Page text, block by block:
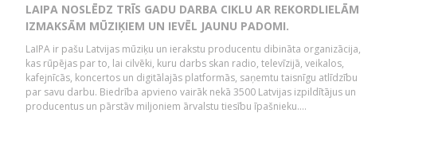
LAIPA NOSLĒDZ TRĪS GADU DARBA CIKLU AR REKORDLIELĀM
IZMAKSĀM MŪZIĶIEM UN IEVĒL JAUNU PADOMI.
LaIPA ir pašu Latvijas mūziķu un ierakstu producentu dibināta organizācija,
kas rūpējas par to, lai cilvēki, kuru darbs skan radio, televīzijā, veikalos,
kafejnīcās, koncertos un digitālajās platformās, saņemtu taisnīgu atlīdzību
par savu darbu. Biedrība apvieno vairāk nekā 3500 Latvijas izpildītājus un
producentus un pārstāv miljoniem ārvalstu tiesību īpašnieku....